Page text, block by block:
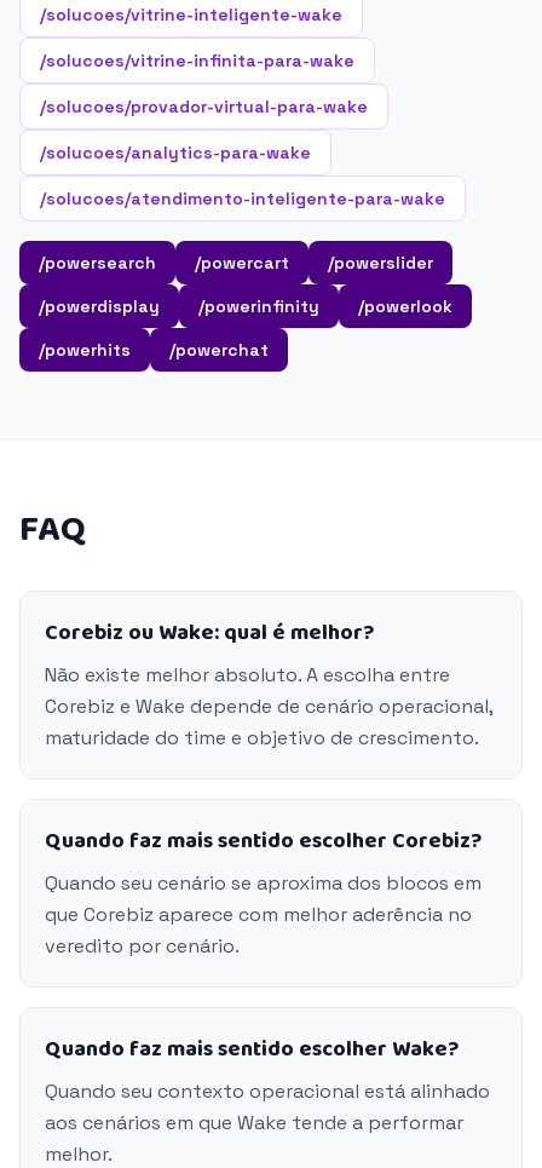
/solucoes/vitrine-inteligente-wake
/solucoes/vitrine-infinita-para-wake
/solucoes/provador-virtual-para-wake
/solucoes/analytics-para-wake
/solucoes/atendimento-inteligente-para-wake
/powersearch /powercart
/powerslider
/powerdisplay
/powerinfinity
/powerlook
/powerhits
/powerchat
FAQ
Corebiz ou Wake: qual é melhor?
Não existe melhor absoluto. A escolha entre
Corebiz e Wake depende de cenário operacional,
maturidade do time e objetivo de crescimento.
Quando faz mais sentido escolher Corebiz?
Quando seu cenário se aproxima dos blocos em
que Corebiz aparece com melhor aderência no
veredito por cenário.
Quando faz mais sentido escolher Wake?
Quando seu contexto operacional está alinhado
aos cenários em que Wake tende a performar
melhor.